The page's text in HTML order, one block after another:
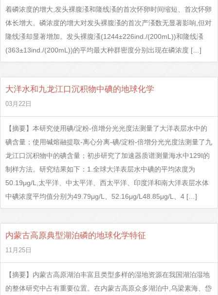
着磷浓度的增大,发头裸腹溞和隆线溞的首次怀卵时间缩短、首次怀卵
体长增大。磷浓度的增大对发头裸腹溞的首次产溞数无显著影响,但对
隆线溞却显著增加。发头裸腹溞(1244±226ind./(200mL))和隆线溞
(363±13ind./(200mL))的平均最大种群密度分别出现在磷浓度 […]
大洋水和九龙江口沉积物中碘的地球化学
03月22日
【摘要】本研究使用碘/淀粉-倍增分光光度法测量了大洋表层水中的
碘含量；使用碱熔融提取-离心分离-碘/淀粉-倍增分光光度法测量了九
龙江口沉积物中的碘含量；初步研究了加速器质谱测量海水中129Ⅰ的
制样方法。研究结果如下：1.全球大洋表层水中碘的平均浓度为
50.19μg/L,太平洋、中太平洋、西太平洋、印度洋和南大洋表层水体
中碘浓度平均值分别为49.79μg/L、52.16μg/L48.85μg/L、4 […]
内蒙古高原典型湖泊磷的地球化学特征
11月25日
【摘要】内蒙古高原湖泊丰富且类型多样的湿地资源在我国湖泊湿地
的整体研究中占有重要位置。在内蒙古高原众多湖泊中,乌梁素海、岱